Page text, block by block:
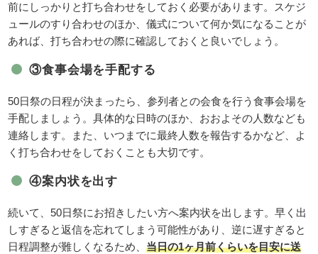
前にしっかりと打ち合わせをしておく必要があります。スケジ
ュールのすり合わせのほか、儀式について何か気になることが
あれば、打ち合わせの際に確認しておくと良いでしょう。
③食事会場を手配する
50日祭の日程が決まったら、参列者との会食を行う食事会場を
手配しましょう。具体的な日時のほか、おおよその人数なども
連絡します。また、いつまでに最終人数を報告するかなど、よ
く打ち合わせをしておくことも大切です。
④案内状を出す
続いて、50日祭にお招きしたい方へ案内状を出します。早く出
しすぎると返信を忘れてしまう可能性があり、逆に遅すぎると
日程調整が難しくなるため、当日の1ヶ月前くらいを目安に送